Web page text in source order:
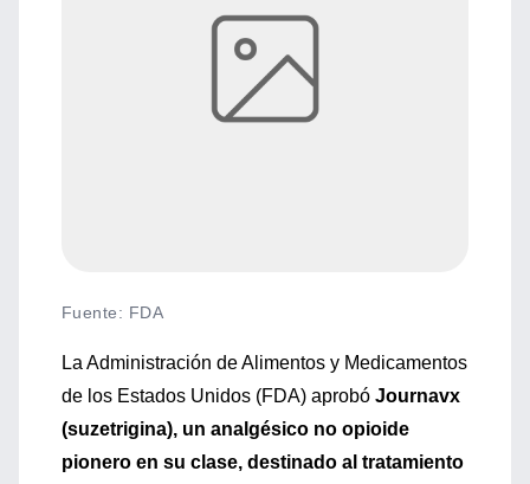
Fuente: FDA
La Administración de Alimentos y Medicamentos
de los Estados Unidos (FDA) aprobó Journavx
(suzetrigina), un analgésico no opioide
pionero en su clase, destinado al tratamiento